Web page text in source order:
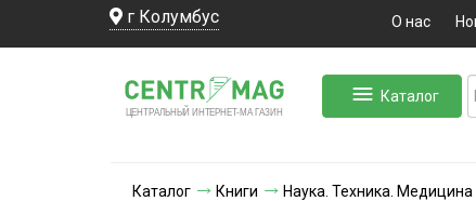
г Колумбус О нас
ЦЕНТРАЛЬНЫЙ ИНТЕРНЕТ-МА ГАЗИН
Каталог
Каталог Книги Наука. Техника. Медицина